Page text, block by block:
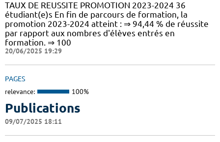
TAUX DE REUSSITE PROMOTION 2023-2024 36
étudiant(e)s En fin de parcours de formation, la
promotion 2023-2024 atteint : ⇒ 94,44 % de réussite
par rapport aux nombres d'élèves entrés en
formation. ⇒ 100
20/06/2025 19:29
PAGES
relevance: 100%
Publications
09/07/2025 18:11